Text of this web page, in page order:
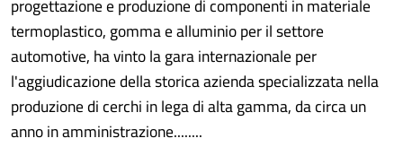
termoplastico, gomma e alluminio per il settore
automotive, ha vinto la gara internazionale per
l'aggiudicazione della storica azienda specializzata nella
produzione di cerchi in lega di alta gamma, da circa un
anno in amministrazione........